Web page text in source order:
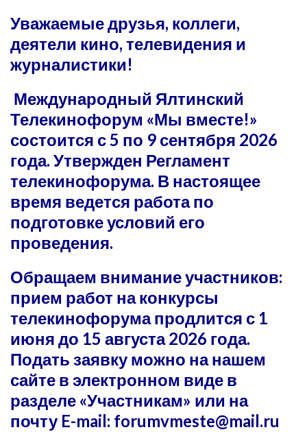
Уважаемые друзья, коллеги,
деятели кино, телевидения и
журналистики!
Международный Ялтинский
Телекинофорум «Мы вместе!»
состоится с 5 по 9 сентября 2026
года. Утвержден Регламент
телекинофорума. В настоящее
время ведется работа по
подготовке условий его
проведения.
Обращаем внимание участников:
прием работ на конкурсы
телекинофорума продлится с 1
июня до 15 августа 2026 года.
Подать заявку можно на нашем
сайте в электронном виде в
разделе «Участникам» или на
почту E-mail: forumvmeste@mail.ru